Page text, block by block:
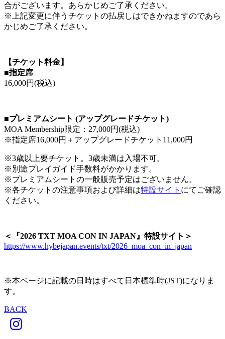
合がございます。あらかじめご了承ください。
※上記変更に伴うチケットの払戻しはできかねますのであら
かじめご了承ください。
【チケット料金】
■指定席
16,000円(税込)
■プレミアムシート (アップグレードチケット)
MOA Membership限定：27,000円(税込)
※指定席16,000円＋アップグレードチケット11,000円
※3歳以上要チケット。3歳未満は入場不可。
※別途プレイガイド手数料がかかります。
※プレミアムシートの一般販売予定はございません。
※各チケットの注意事項および詳細は特設サイト にてご確認
ください。
＜『2026 TXT MOA CON IN JAPAN』特設サイト＞
https://www.hybejapan.events/txt/2026_moa_con_in_japan
※本ページに記載の日時はすべて日本標準時(JST)になりま
す。
BACK